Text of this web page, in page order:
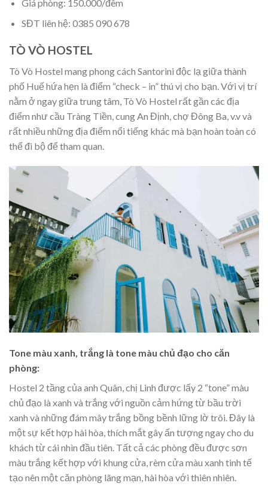
Giá phòng: 150.000/đêm
SĐT liên hệ: 0385 090 678
TÒ VÒ HOSTEL
Tò Vò Hostel mang phong cách Santorini độc lạ giữa thành
phố Huế hứa hẹn là điểm “check – in” thú vị cho bạn. Với vị trí
nằm ở ngay giữa trung tâm, Tò Vò Hostel rất gần các địa
điểm như cầu Tràng Tiền, cung An Định, chợ Đông Ba, v.v và
rất nhiều những địa điểm nổi tiếng khác mà bạn hoàn toàn có
thể đi bộ để tham quan.
Tone màu xanh, trắng là tone màu chủ đạo cho căn
phòng:
Hostel 2 tầng của anh Quân, chị Linh được lấy 2 “tone” màu
chủ đạo là xanh và trắng với nguồn cảm hứng từ bầu trời
xanh và những đám mây trắng bồng bềnh lững lờ trôi. Đây là
một sự kết hợp hài hòa, thích mắt gây ấn tượng ngay cho du
khách từ cái nhìn đầu tiên. Tất cả các phòng đều được sơn
màu trắng kết hợp với khung cửa, rèm cửa màu xanh tinh tế
tạo nên một căn phòng lãng mạn, hài hòa với thiên nhiên.